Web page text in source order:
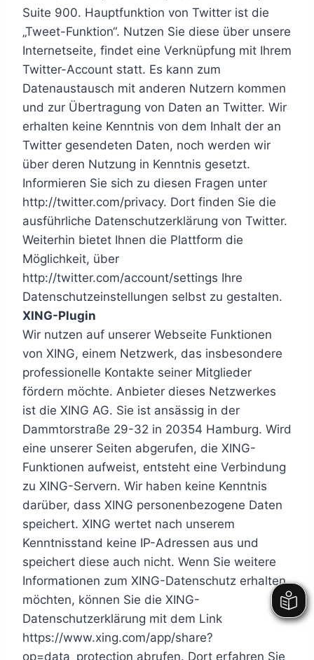
Suite 900. Hauptfunktion von Twitter ist die
„Tweet-Funktion“. Nutzen Sie diese über unsere
Internetseite, findet eine Verknüpfung mit Ihrem
Twitter-Account statt. Es kann zum
Datenaustausch mit anderen Nutzern kommen
und zur Übertragung von Daten an Twitter. Wir
erhalten keine Kenntnis von dem Inhalt der an
Twitter gesendeten Daten, noch werden wir
über deren Nutzung in Kenntnis gesetzt.
Informieren Sie sich zu diesen Fragen unter
http://twitter.com/privacy. Dort finden Sie die
ausführliche Datenschutzerklärung von Twitter.
Weiterhin bietet Ihnen die Plattform die
Möglichkeit, über
http://twitter.com/account/settings Ihre
Datenschutzeinstellungen selbst zu gestalten.
XING-Plugin
Wir nutzen auf unserer Webseite Funktionen
von XING, einem Netzwerk, das insbesondere
professionelle Kontakte seiner Mitglieder
fördern möchte. Anbieter dieses Netzwerkes
ist die XING AG. Sie ist ansässig in der
Dammtorstraße 29-32 in 20354 Hamburg. Wird
eine unserer Seiten abgerufen, die XING-
Funktionen aufweist, entsteht eine Verbindung
zu XING-Servern. Wir haben keine Kenntnis
darüber, dass XING personenbezogene Daten
speichert. XING wertet nach unserem
Kenntnisstand keine IP-Adressen aus und
speichert diese auch nicht. Wenn Sie weitere
Informationen zum XING-Datenschutz erhalten
möchten, können Sie die XING-
Datenschutzerklärung mit dem Link
https://www.xing.com/app/share?
op=data_protection abrufen. Dort erfahren Sie